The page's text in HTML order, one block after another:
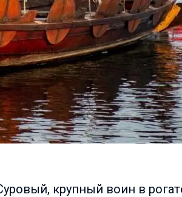
крупный воин в